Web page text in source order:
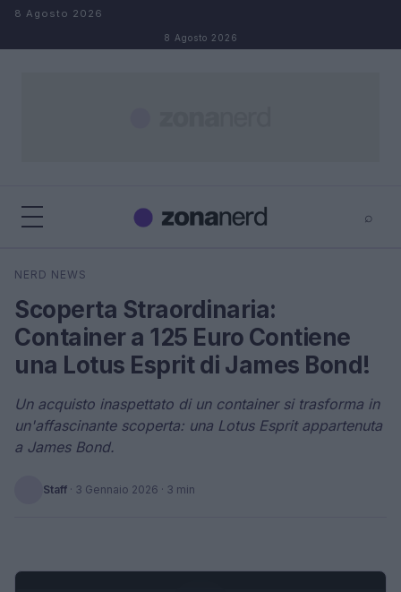
Salta al contenuto
8 Agosto 2026
8 Agosto 2026
⌕
Cerca
NERD NEWS
Scoperta Straordinaria:
Container a 125 Euro Contiene
una Lotus Esprit di James Bond!
Un acquisto inaspettato di un container si trasforma in
un'affascinante scoperta: una Lotus Esprit appartenuta
a James Bond.
Staff · 3 Gennaio 2026 · 3 min